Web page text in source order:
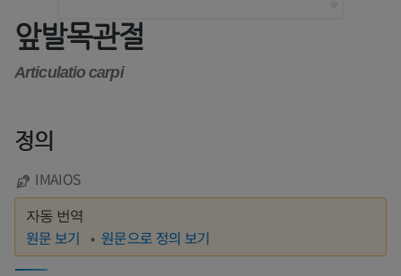
앞발목관절
Articulatio carpi
정의
IMAIOS
자동 번역
원문 보기 원문으로 정의 보기